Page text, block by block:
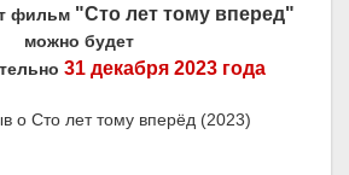
фильм "Сто лет тому вперед"
можно будет
31 декабря 2023 года
о Сто лет тому вперёд (2023)